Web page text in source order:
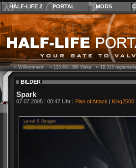
HALF-LIFE 2 PORTAL MODS
›› Willkommen! ››123.604.369Visits ››18.313
BILDER
Spark
07.07.2005 | 00:47 Uhr | Plan of Attack | King2500